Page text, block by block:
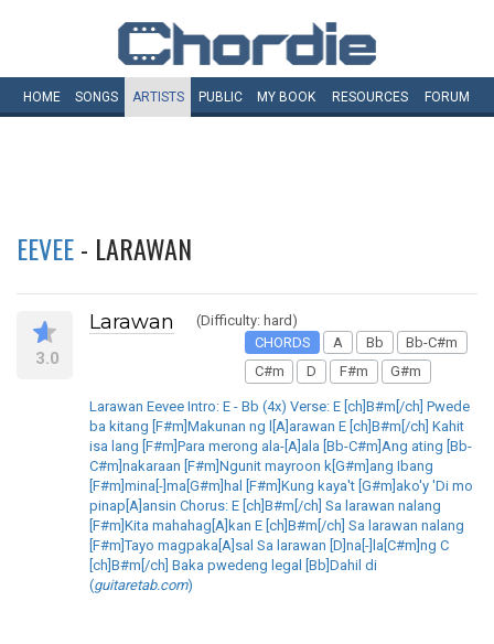
HOME SONGS ARTISTS PUBLIC MY BOOK RESOURCES FORUM
EEVEE- LARAWAN
3.0
Larawan
(Difficulty: hard)
CHORDS
A Bb
Bb-C#m
C#m
D F#m G#m
Larawan Eevee Intro: E - Bb (4x) Verse: E [ch]B#m[/ch] Pwede
ba kitang [F#m]Makunan ng l[A]arawan E [ch]B#m[/ch] Kahit
isa lang [F#m]Para merong ala-[A]ala [Bb-C#m]Ang ating [Bb-
C#m]nakaraan [F#m]Ngunit mayroon k[G#m]ang Ibang
[F#m]mina[-]ma[G#m]hal [F#m]Kung kaya't [G#m]ako'y 'Di mo
pinap[A]ansin Chorus: E [ch]B#m[/ch] Sa larawan nalang
[F#m]Kita mahahag[A]kan E [ch]B#m[/ch] Sa larawan nalang
[F#m]Tayo magpaka[A]sal Sa larawan [D]na[-]la[C#m]ng C
[ch]B#m[/ch] Baka pwedeng legal [Bb]Dahil di
(guitaretab.com)